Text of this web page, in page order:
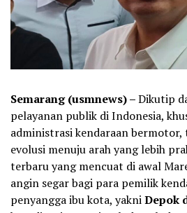
Semarang (usmnews) –Dikutip
pelayanan publik di Indonesia,
administrasi kendaraan bermotor,
evolusi menuju arah yang lebih
terbaru yang mencuat di awal
angin segar bagi para pemilik
penyangga ibu kota, yakniDepok